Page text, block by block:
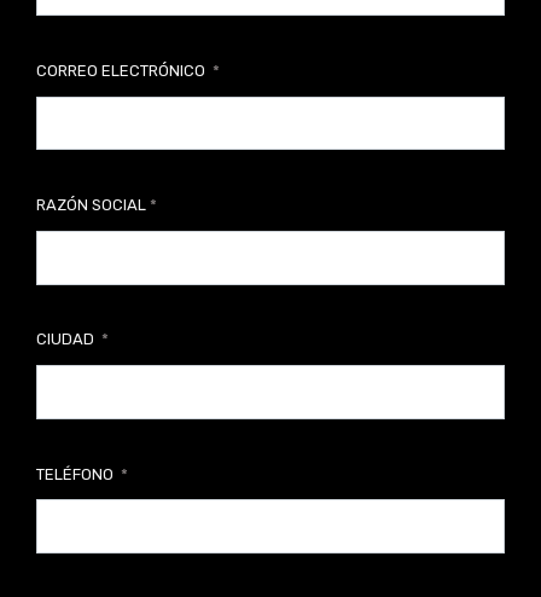
CORREO ELECTRÓNICO
RAZÓN SOCIAL
CIUDAD
TELÉFONO